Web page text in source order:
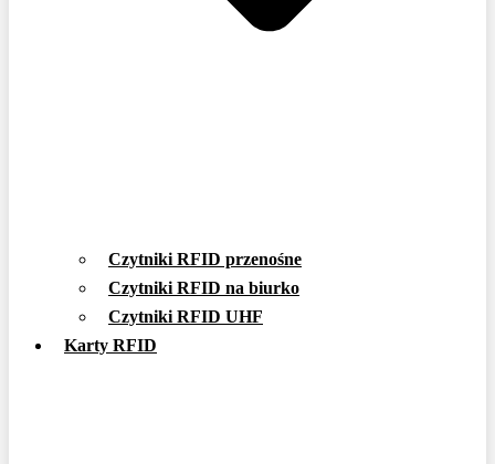
Czytniki RFID przenośne
Czytniki RFID na biurko
Czytniki RFID UHF
Karty RFID